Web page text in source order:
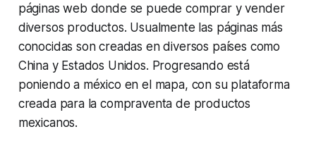
páginas web donde se puede comprar y vender
diversos productos. Usualmente las páginas más
conocidas son creadas en diversos países como
China y Estados Unidos. Progresando está
poniendo a méxico en el mapa, con su plataforma
creada para la compraventa de productos
mexicanos.